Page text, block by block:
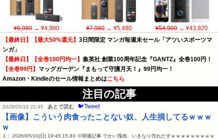
¥6,980→ ¥4,980 ¥7,980→ ¥5,480 ¥54,900→ ¥43,920
【最終日】【最大50%還元】 3日間限定 マンガ毎週末セール「アツいスポーツマ
ンガ」
【最終日】【全巻100円均一】 集英社 創業100周年記念『GANTZ』全巻100円！
【全巻99円】 マッグガーデン『まもって守護月天！』99円均一！
Amazon・Kindleのセール情報まとめはこちら
注目の記事
2026/05/10 21:45 あとで読む 🐦Tweet
【画像】こういう肉食ったことない奴、人生損してるｗｗｗ
ｗ
1： 2026/05/10(日) 19:45:15.83 ※関連記事 でかい塊肉、いきなり売れだすｗｗｗｗｗｗｗｗｗ